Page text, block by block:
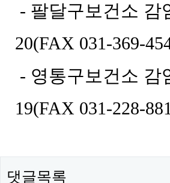
- 팔달구보건소 감
20(FAX 031-369-
- 영통구보건소 감
19(FAX 031-228-
댓글목록